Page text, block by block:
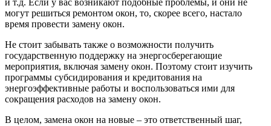
могут решиться ремонтом окон, то, скорее всего, настало
время провести замену окон.
Не стоит забывать также о возможности получить
государственную поддержку на энергосберегающие
мероприятия, включая замену окон. Поэтому стоит изучить
программы субсидирования и кредитования на
энергоэффективные работы и воспользоваться ими для
сокращения расходов на замену окон.
В целом, замена окон на новые – это ответственный шаг,